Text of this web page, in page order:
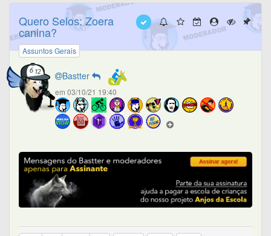
Quero Selos: Zoera
canina?
Assuntos Gerais
Bastter
em 03/10/21 19:40